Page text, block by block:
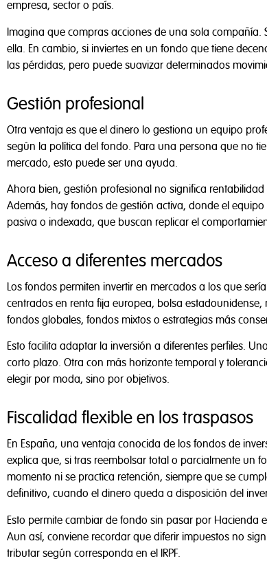
empresa, sector o país.
Imagina que compras acciones de una sola
ella. En cambio, si inviertes en un fondo que tiene
las pérdidas, pero puede suavizar determinados
Gestión profesional
Otra ventaja es que el dinero lo gestiona un equipo
según la política del fondo. Para una persona que no
mercado, esto puede ser una ayuda.
Ahora bien, gestión profesional no significa
Además, hay fondos de gestión activa, donde el
pasiva o indexada, que buscan replicar el
Acceso a diferentes mercados
Los fondos permiten invertir en mercados a los que
centrados en renta fija europea, bolsa
fondos globales, fondos mixtos o estrategias más
Esto facilita adaptar la inversión a diferentes perfiles.
corto plazo. Otra con más horizonte temporal y
elegir por moda, sino por objetivos.
Fiscalidad flexible en los traspasos
En España, una ventaja conocida de los fondos de
explica que, si tras reembolsar total o parcialmente un
momento ni se practica retención, siempre que se
definitivo, cuando el dinero queda a disposición del
Esto permite cambiar de fondo sin pasar por Hacienda
Aun así, conviene recordar que diferir impuestos no
tributar según corresponda en el IRPF.